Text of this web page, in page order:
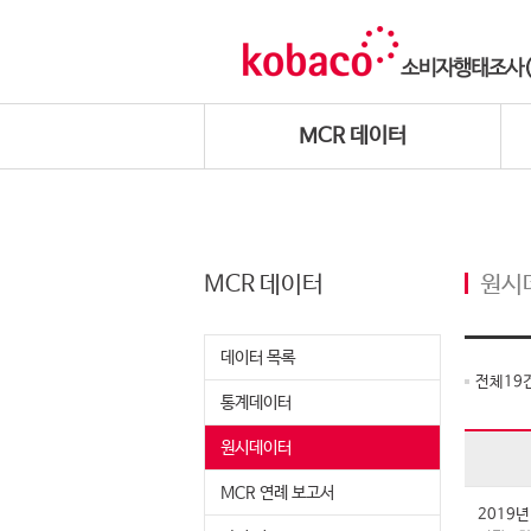
MCR 데이터
MCR 데이터
데이터 목록
통계데이터
원시데이터
MCR 연례 보고서
원시
전체 19
2019년